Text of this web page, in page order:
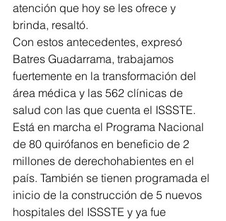
atención que hoy se les ofrece y
brinda, resaltó.
Con estos antecedentes, expresó
Batres Guadarrama, trabajamos
fuertemente en la transformación del
área médica y las 562 clínicas de
salud con las que cuenta el ISSSTE.
Está en marcha el Programa Nacional
de 80 quirófanos en beneficio de 2
millones de derechohabientes en el
país. También se tienen programada el
inicio de la construcción de 5 nuevos
hospitales del ISSSTE y ya fue